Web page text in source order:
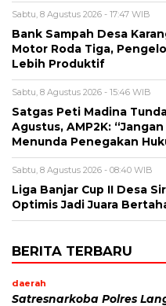
Sabtu, 8 Agustus 2026 - 17:47 WIB
Bank Sampah Desa
Motor Roda Tiga,
Lebih Produktif
Sabtu, 8 Agustus 2026 - 15:46 WIB
Satgas Peti Madina
Agustus, AMP2K:
Menunda Penegakan
Sabtu, 8 Agustus 2026 - 08:40 WIB
Liga Banjar Cup II Desa
Optimis Jadi Juara
BERITA TERBARU
daerah
Satresnarkoba Polres